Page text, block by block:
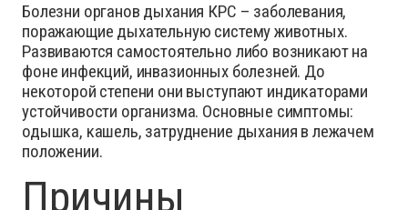
Болезни органов дыхания КРС – заболевания,
поражающие дыхательную систему животных.
Развиваются самостоятельно либо возникают на
фоне инфекций, инвазионных болезней. До
некоторой степени они выступают индикаторами
устойчивости организма. Основные симптомы:
одышка, кашель, затруднение дыхания в лежачем
положении.
Причины